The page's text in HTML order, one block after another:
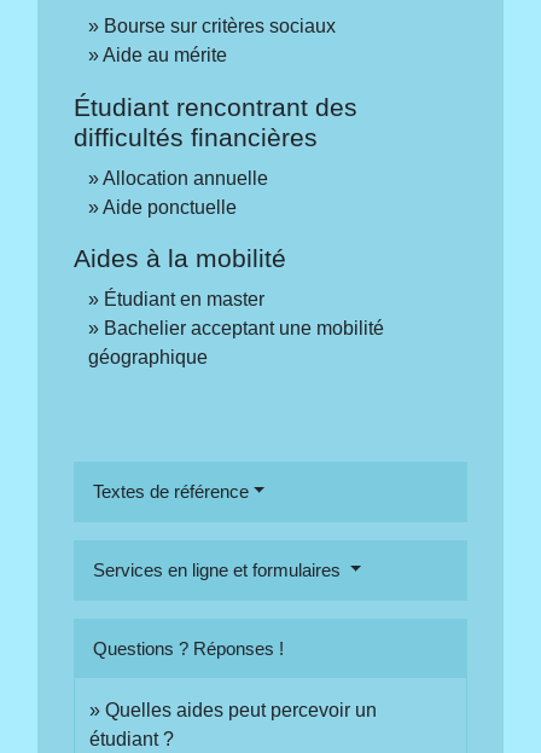
Bourse sur critères sociaux
Aide au mérite
Étudiant rencontrant des
difficultés financières
Allocation annuelle
Aide ponctuelle
Aides à la mobilité
Étudiant en master
Bachelier acceptant une mobilité
géographique
Textes de référence
Services en ligne et formulaires
Questions ? Réponses !
Quelles aides peut percevoir un
étudiant ?